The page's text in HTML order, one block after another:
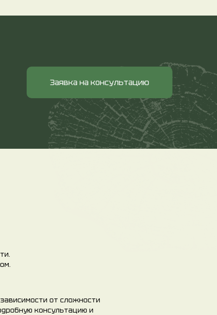
Заявка на консультацию
от сложности
консультацию и